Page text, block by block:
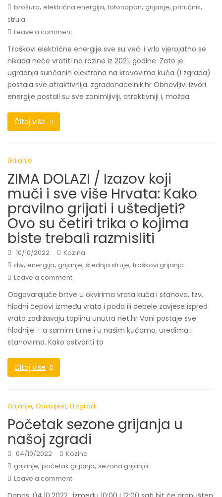
brošura, električna energija, fotonapon, grijanje, priručnik,
struja
Leave a comment
Troškovi električne energije sve su veći i vrlo vjerojatno se
nikada neće vratiti na razine iz 2021. godine. Zato je
ugradnja sunčanih elektrana na krovovima kuća (i zgrada)
postala sve atraktivnija. zgradonacelnik.hr Obnovljivi izvori
energije postali su sve zanimljiviji, atraktivniji i, možda
Čitaj više
Grijanje
ZIMA DOLAZI / Izazov koji
muči i sve više Hrvata: Kako
pravilno grijati i uštedjeti?
Ovo su četiri trika o kojima
biste trebali razmisliti
10/10/2022
Kozina
dw, energija, grijanje, štednja struje, troškovi grijanja
Leave a comment
Odgovarajuće brtve u okvirima vrata kuća i stanova, tzv.
hladni čepovi između vrata i poda ili debele zavjese ispred
vrata zadržavaju toplinu unutra net.hr Vani postaje sve
hladnije – a samim time i u našim kućama, uredima i
stanovima. Kako ostvariti to
Čitaj više
Grijanje, Obavijest, U zgradi
Početak sezone grijanja u
našoj zgradi
04/10/2022
Kozina
grijanje, početak grijanja, sezona grijanja
Leave a comment